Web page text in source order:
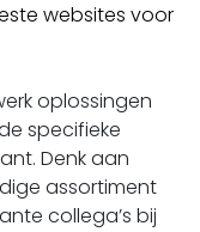
websites voor
oplossingen
specifieke
Denk aan
assortiment
collega’s bij